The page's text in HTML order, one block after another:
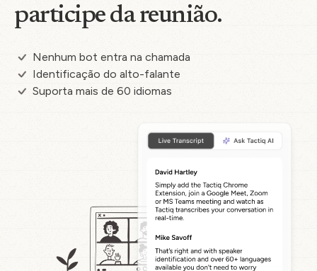
participe da reunião.
Nenhum bot entra na chamada
Identificação do alto-falante
Suporta mais de 60 idiomas